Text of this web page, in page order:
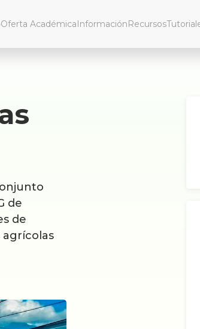
Oferta AcadémicaInformaciónRecursos
de
de